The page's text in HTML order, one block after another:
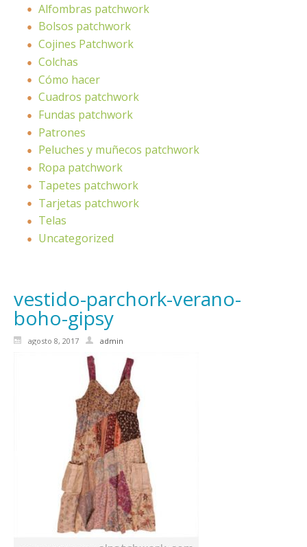
Alfombras patchwork
Bolsos patchwork
Cojines Patchwork
Colchas
Cómo hacer
Cuadros patchwork
Fundas patchwork
Patrones
Peluches y muñecos patchwork
Ropa patchwork
Tapetes patchwork
Tarjetas patchwork
Telas
Uncategorized
vestido-parchork-verano-
boho-gipsy
agosto 8, 2017 admin